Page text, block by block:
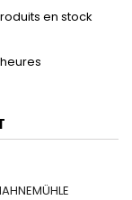
en stock
heures